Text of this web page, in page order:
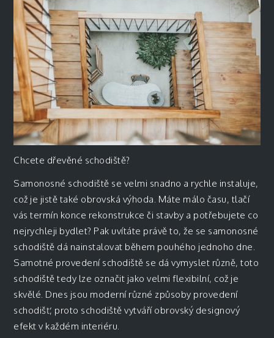
Chcete dřevěné schodiště?
Samonosné schodiště se velmi snadno a rychle instaluje,
což je jistě také obrovská výhoda. Máte málo času, tlačí
vás termín konce rekonstrukce či stavby a potřebujete co
nejrychleji bydlet? Pak uvítáte právě to, že se samonosné
schodiště dá nainstalovat během pouhého jednoho dne.
Samotné provedení schodiště se dá vymyslet různě, toto
schodiště tedy lze označit jako velmi flexibilní, což je
skvělé. Dnes jsou moderní různé způsoby provedení
schodišť, proto schodiště vytváří obrovský designový
efekt v každém interiéru.